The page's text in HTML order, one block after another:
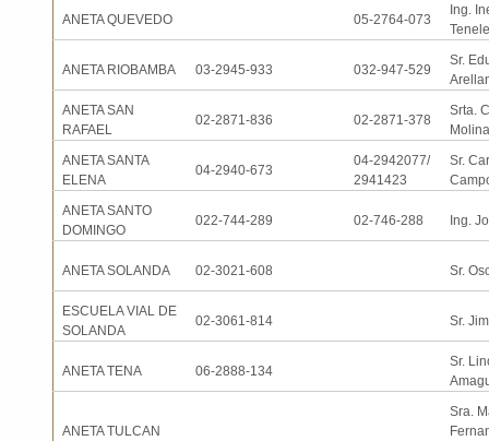
ANETA QUEVEDO 05-2764-073
Ing.
ANETA RIOBAMBA 03-2945-933 032-947-529
Sr.
ANETA SAN
RAFAEL
02-2871-836 02-2871-378
Srta.
Molina
ANETA SANTA
ELENA
04-2940-673
04-2942077/
2941423
Sr.
ANETA SANTO
DOMINGO
022-744-289 02-746-288 Ing.
ANETA SOLANDA 02-3021-608 Sr.
ESCUELA VIAL DE
SOLANDA
02-3061-814 Sr.
ANETA TENA 06-2888-134
Sr.
ANETA TULCAN
Sra.